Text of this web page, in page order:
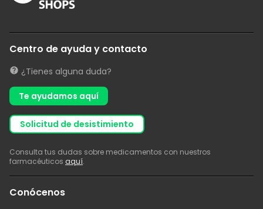
Centro de ayuda y contacto
¿Tienes alguna duda?
Te ayudamos aquí
solicitud de desistimiento
Consulta tus dudas sobre medicamentos con nuestros
farmacéuticos aquí.
Conócenos